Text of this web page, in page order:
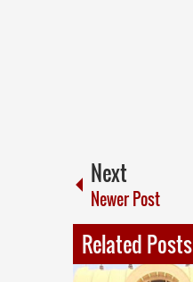
Next
Newer Post
Related Posts